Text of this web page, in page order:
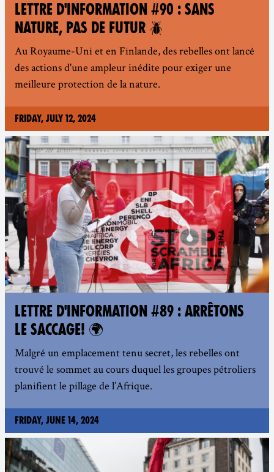
LETTRE D'INFORMATION #90 : SANS
NATURE, PAS DE FUTUR 🪲
Au Royaume-Uni et en Finlande, des rebelles ont lancé
des actions d'une ampleur inédite pour exiger une
meilleure protection de la nature.
Friday, July 12, 2024
LETTRE D'INFORMATION #89 : ARRÊTONS
LE SACCAGE! 🌍
Malgré un emplacement tenu secret, les rebelles ont
trouvé le sommet au cours duquel les groupes pétroliers
planifient le pillage de l’Afrique.
Friday, June 14, 2024